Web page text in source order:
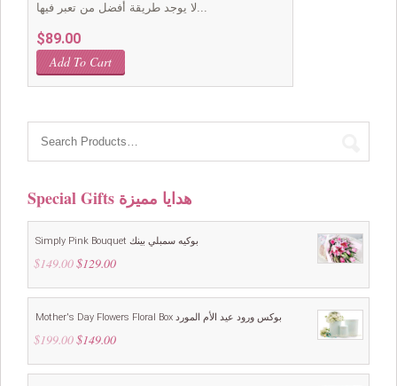
لا يوجد طريقة أفضل من تعبر فيها...
$89.00
Add To Cart
Special Gifts هدايا مميزة
Simply Pink Bouquet بوكيه سمبلي بينك
$149.00 Original
was:
$129.00Current
is:
Mother's Day Flowers Floral Box بوكس ورود عيد الأم المورد
$199.00 Original
was:
$149.00Current
is: